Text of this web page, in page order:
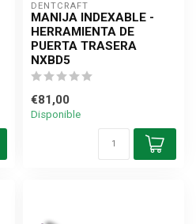
DENTCRAFT
MANIJA INDEXABLE -
HERRAMIENTA DE
PUERTA TRASERA
NXBD5
€81,00
Disponible